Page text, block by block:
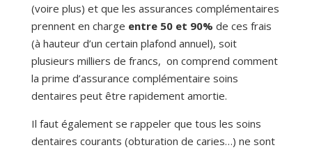
(voire plus) et que les assurances complémentaires
prennent en charge entre 50 et 90% de ces frais
(à hauteur d’un certain plafond annuel), soit
plusieurs milliers de francs, on comprend comment
la prime d’assurance complémentaire soins
dentaires peut être rapidement amortie.
Il faut également se rappeler que tous les soins
dentaires courants (obturation de caries…) ne sont